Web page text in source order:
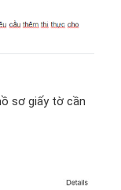
sơ giấy tờ cần